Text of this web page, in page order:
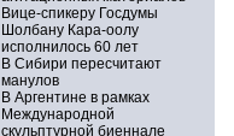
Вице-спикеру Госдумы
Шолбану Кара-оолу
исполнилось 60 лет
В Сибири пересчитают
манулов
В Аргентине в рамках
Международной
скульптурной биеннале